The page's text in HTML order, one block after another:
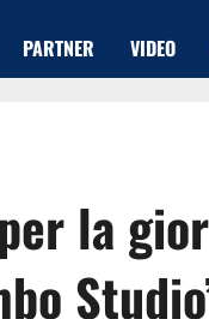
PARTNER VIDEO
la